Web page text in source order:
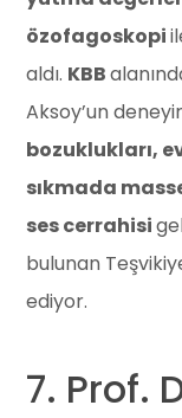
özofagoskopi
aldı. KBB
Aksoy’un
bozuklukları,
sıkmada
ses cerrahisi
bulunan
ediyor.
7. Prof.